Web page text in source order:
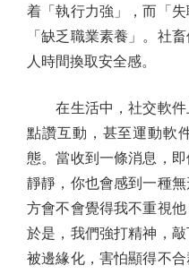
着「執行力強」，而「
「缺乏職業素養」。社
人時間換取安全感。
在生活中，社交軟件
點讚互動，甚至運動軟
態。當收到一條消息，
靜靜，你也會感到一種
方會不會覺得我不重視
於是，我們強打精神，
被邊緣化，害怕顯得不